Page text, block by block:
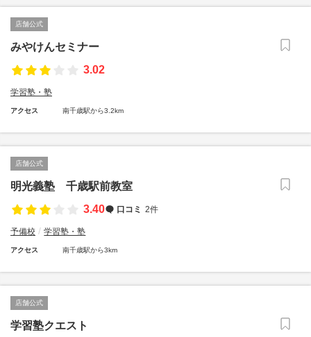
店舗公式
みやけんセミナー
3.02
学習塾・塾
アクセス 南千歳駅から3.2km
店舗公式
明光義塾 千歳駅前教室
3.40
口コミ 2件
予備校 学習塾・塾
アクセス 南千歳駅から3km
店舗公式
学習塾クエスト